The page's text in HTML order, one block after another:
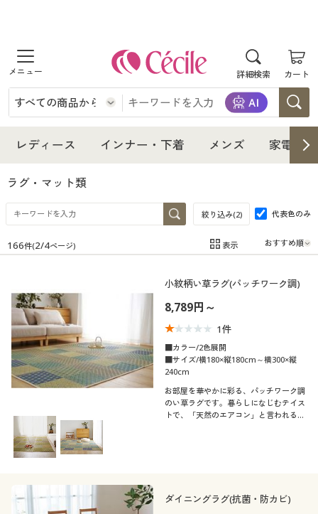
詳細検索 カート
商品を探す
レディース
レディースファッション
女性下着
インナー・下着
インナー・下着通販すべて
女性下着
メンズ下着
ジュニア・ティーンズ下着
メンズ
メンズ通販すべて
メンズファッション
メンズ下着
家電・雑貨
家電・雑貨すべて
家電
キッチン・雑貨・日用品
寝具・インテリア・家具
寝具・インテリア・家具通販すべて
家具・収納
寝具・ベッド
カーテン・ラグ・ファブリック
美容・健康
美容・健康通販すべて
美容・健康・サプリメント
制服・スクール
制服・スクールすべて
制服・学生服
ジュニア・ティーンズ下着
大きいサイズ
大きいサイズ通販すべて
大きいサイズ レディース服
大きいサイズ レディース下着
バーゲン
バーゲンセール
シークレットセール
詳細検索
商品カテゴリ一覧
レディース インナー・下着 メンズ 家電・
ラグ・マット類
絞り込み(2) 代表色のみ
在庫 在庫のある商品のみ表示
口コミ
(5)
166件(2/4ページ) 表示
小紋柄い草ラグ(パッチワーク調)
8,789円～
1件
■カラー/2色展開
■サイズ/横180×縦180cm～横300×縦
240cm
お部屋を華やかに彩る、パッチワーク調
のい草ラグです。暮らしになじむテイス
トで、「天然のエアコン」と言われるい
ダイニングラグ(抗菌・防カビ)